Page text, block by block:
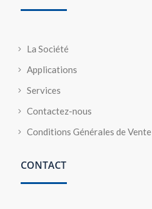
La Société
Applications
Services
Contactez-nous
Conditions Générales de Vente
CONTACT